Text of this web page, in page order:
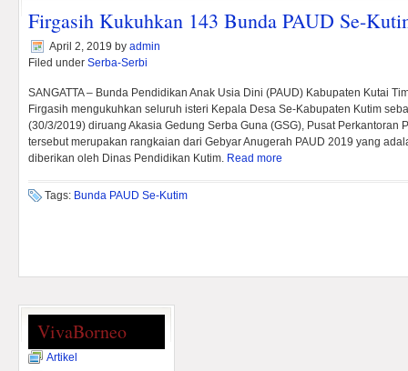
Firgasih Kukuhkan 143 Bunda PAUD Se-
April 2, 2019 by admin
Filed under Serba-Serbi
SANGATTA – Bunda Pendidikan Anak Usia Dini (PAUD) Kabupaten Kutai
Firgasih mengukuhkan seluruh isteri Kepala Desa Se-Kabupaten Kutim
(30/3/2019) diruang Akasia Gedung Serba Guna (GSG), Pusat Perkantoran
tersebut merupakan rangkaian dari Gebyar Anugerah PAUD 2019 yang
diberikan oleh Dinas Pendidikan Kutim. Read more
Tags: Bunda PAUD Se-Kutim
VivaBorneo
Artikel